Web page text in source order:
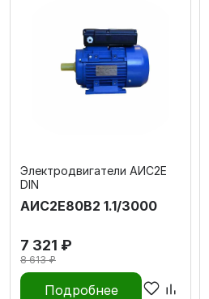
Электродвигатели АИС2Е
DIN
АИС2Е80В2 1.1/3000
7 321 ₽
8 613 ₽
Подробнее